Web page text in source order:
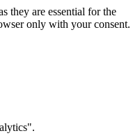
they are essential for the
only with your consent.